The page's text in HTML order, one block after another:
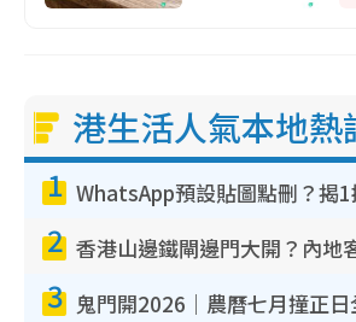
港生活人氣本地熱
1
2
3